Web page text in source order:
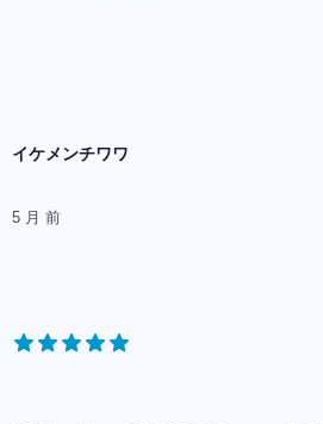
イケメンチワワ
5 月 前